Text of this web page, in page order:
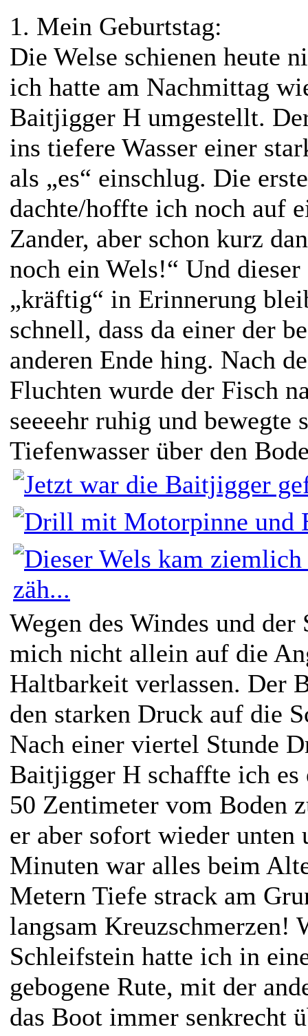
1. Mein Geburtstag:
Die Welse schienen heute
ich hatte am Nachmittag
Baitjigger H umgestellt.
ins tiefere Wasser einer
als „es“ einschlug. Die
dachte/hoffte ich noch auf
Zander, aber schon kurz
noch ein Wels!“ Und
„kräftig“ in Erinnerung
schnell, dass da einer der
anderen Ende hing. Nach
Fluchten wurde der Fisch
seeeehr ruhig und bewegte
Tiefenwasser über den
Wegen des Windes und
mich nicht allein auf die
Haltbarkeit verlassen. Der
den starken Druck auf die
Nach einer viertel Stunde
Baitjigger H schaffte ich es
50 Zentimeter vom Boden
er aber sofort wieder unten
Minuten war alles beim
Metern Tiefe strack am
langsam Kreuzschmerzen!
Schleifstein hatte ich in
gebogene Rute, mit der
das Boot immer senkrecht